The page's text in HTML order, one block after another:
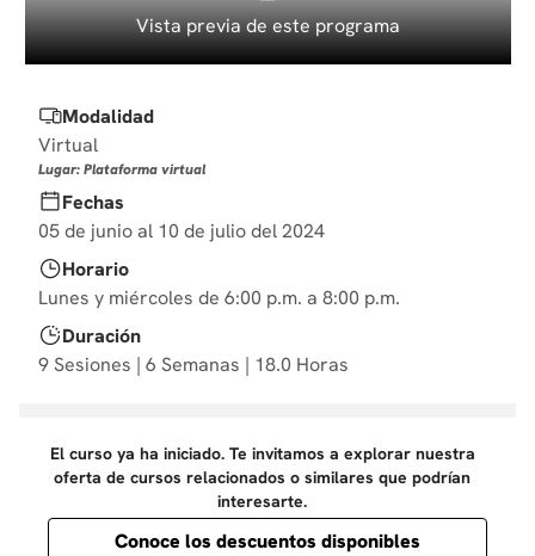
10. marketingVista previa de este programa
Modalidad
Virtual
Lugar: Plataforma virtual
Fechas
05 de junio al 10 de julio del 2024
Horario
Lunes y miércoles de 6:00 p.m. a 8:00 p.m.
Duración
9 Sesiones | 6 Semanas | 18.0 Horas
El curso ya ha iniciado. Te invitamos a explorar nuestra
oferta de cursos relacionados o similares que podrían
interesarte.
Conoce los descuentos disponibles